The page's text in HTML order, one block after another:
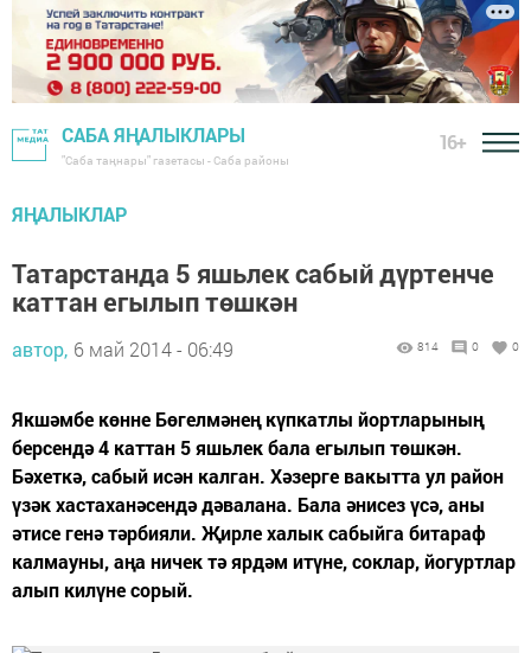
САБА ЯҢАЛЫКЛАРЫ
"Саба таңнары" газетасы - Саба районы
16+
ЯҢАЛЫКЛАР
Татарстанда 5 яшьлек сабый дүртенче
каттан егылып төшкән
автор, 6 май 2014 - 06:49 814 0 0
Якшәмбе көнне Бөгелмәнең күпкатлы йортларының
берсендә 4 каттан 5 яшьлек бала егылып төшкән.
Бәхеткә, сабый исән калган. Хәзерге вакытта ул район
үзәк хастаханәсендә дәвалана. Бала әнисез үсә, аны
әтисе генә тәрбияли. Җирле халык сабыйга битараф
калмауны, аңа ничек тә ярдәм итүне, соклар, йогуртлар
алып килүне сорый.